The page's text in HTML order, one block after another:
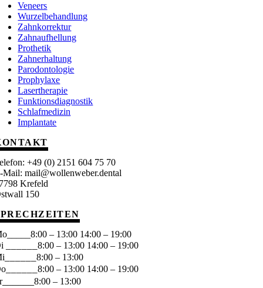
Veneers
Wurzelbehandlung
Zahnkorrektur
Zahnaufhellung
Prothetik
Zahnerhaltung
Parodontologie
Prophylaxe
Lasertherapie
Funktionsdiagnostik
Schlafmedizin
Implantate
+49 (0) 2151 604 75 70
Mail: mail@wollenweber.dental
Krefeld
150
– 13:00 14:00 – 19:00
______8:00 – 13:00 14:00 – 19:00
______8:00 – 13:00
______8:00 – 13:00 14:00 – 19:00
______8:00 – 13:00